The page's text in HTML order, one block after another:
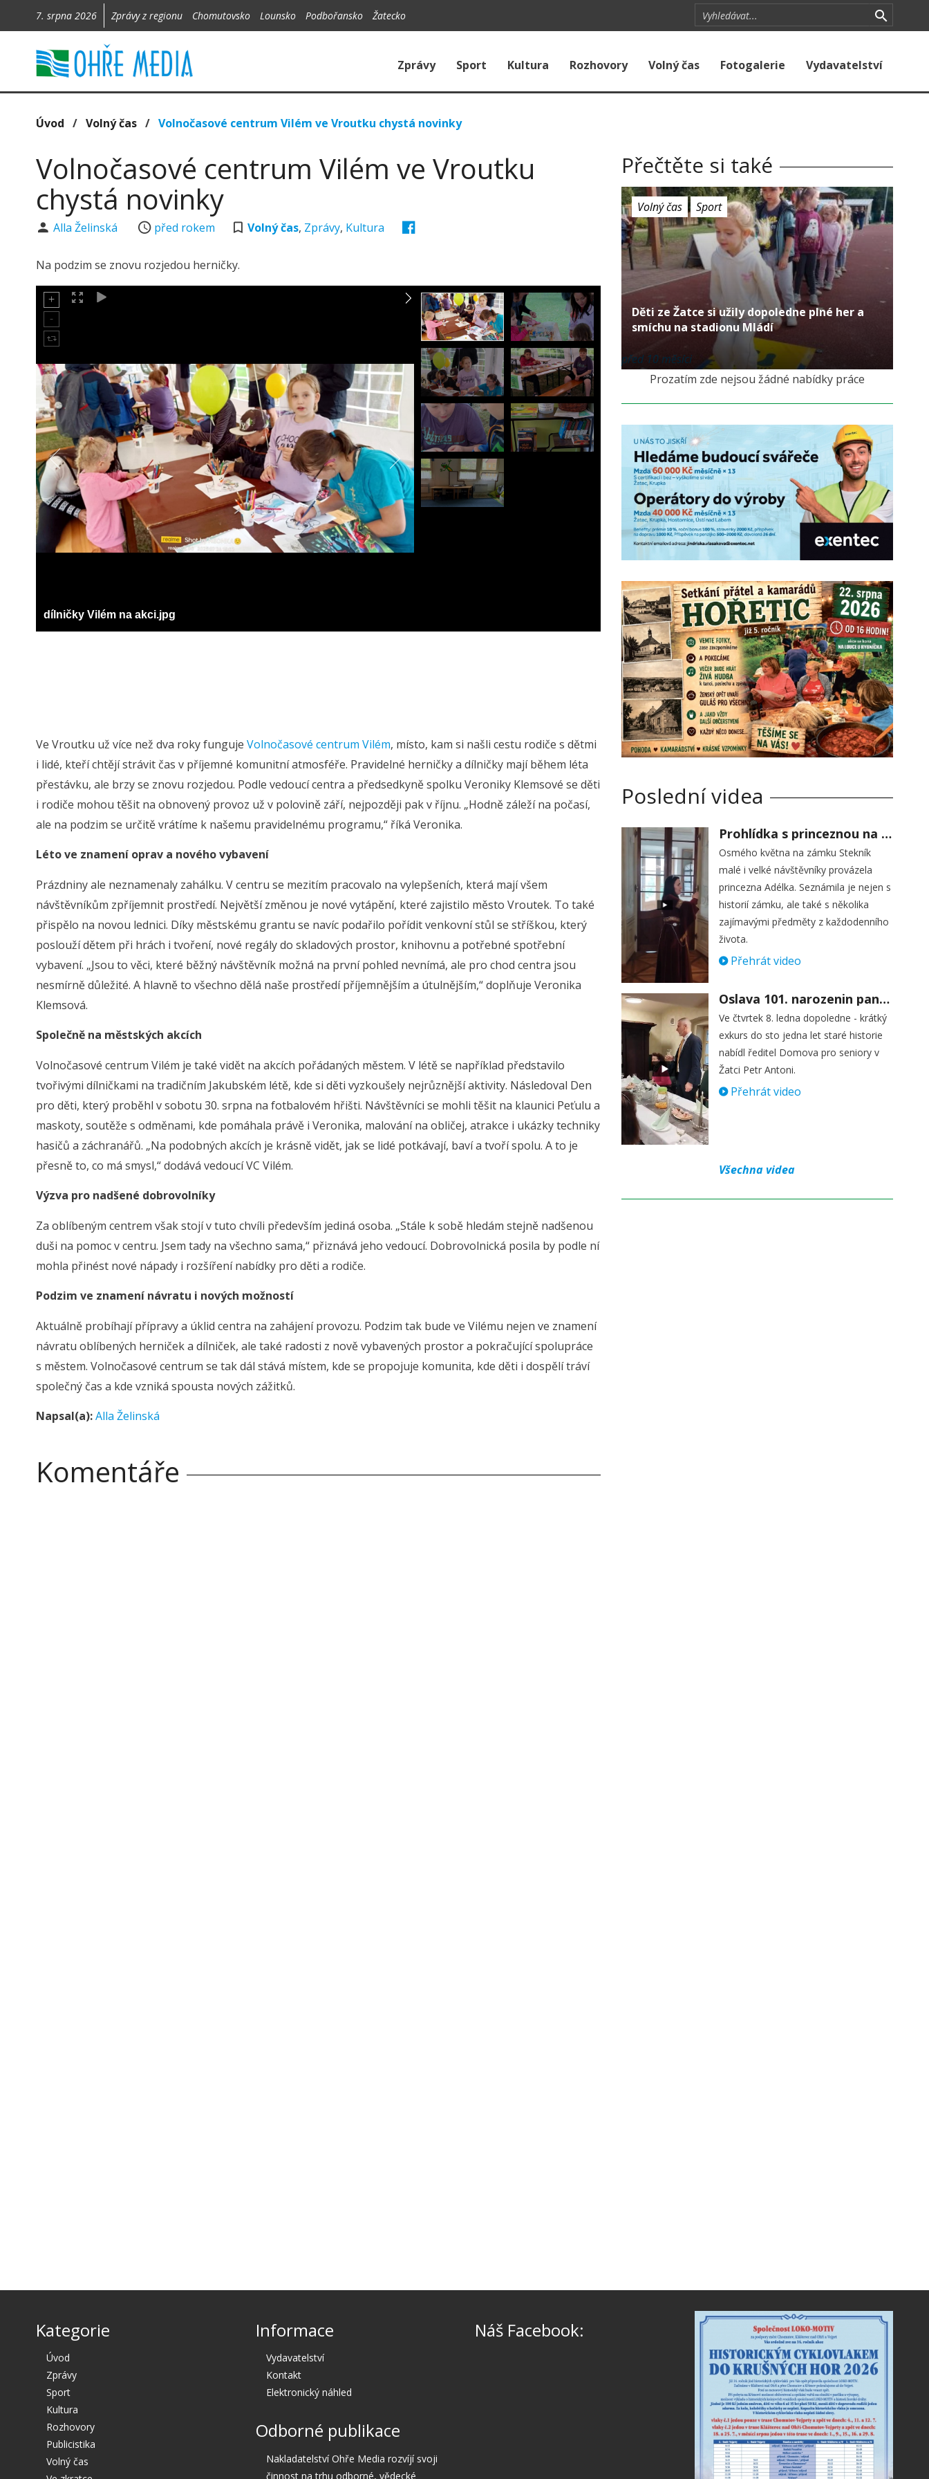
7. srpna 2026 Zprávy z regionu Chomutovsko Lounsko Podbořansko Žatecko
Zprávy Sport Kultura Rozhovory Volný čas Fotogalerie Vydavatelství
Úvod / Volný čas / Volnočasové centrum Vilém ve Vroutku chystá novinky
Volnočasové centrum Vilém ve Vroutku
chystá novinky
Alla Želinská před rokem Volný čas, Zprávy, Kultura
Na podzim se znovu rozjedou herničky.
dílničky Vilém na akci.jpg
Ve Vroutku už více než dva roky funguje Volnočasové centrum Vilém, místo, kam si našli cestu rodiče s dětmi
i lidé, kteří chtějí strávit čas v příjemné komunitní atmosféře. Pravidelné herničky a dílničky mají během léta
přestávku, ale brzy se znovu rozjedou. Podle vedoucí centra a předsedkyně spolku Veroniky Klemsové se děti
i rodiče mohou těšit na obnovený provoz už v polovině září, nejpozději pak v říjnu. „Hodně záleží na počasí,
ale na podzim se určitě vrátíme k našemu pravidelnému programu,“ říká Veronika.
Léto ve znamení oprav a nového vybavení
Prázdniny ale neznamenaly zahálku. V centru se mezitím pracovalo na vylepšeních, která mají všem
návštěvníkům zpříjemnit prostředí. Největší změnou je nové vytápění, které zajistilo město Vroutek. To také
přispělo na novou lednici. Díky městskému grantu se navíc podařilo pořídit venkovní stůl se stříškou, který
poslouží dětem při hrách i tvoření, nové regály do skladových prostor, knihovnu a potřebné spotřební
vybavení. „Jsou to věci, které běžný návštěvník možná na první pohled nevnímá, ale pro chod centra jsou
nesmírně důležité. A hlavně to všechno dělá naše prostředí příjemnějším a útulnějším,“ doplňuje Veronika
Klemsová.
Společně na městských akcích
Volnočasové centrum Vilém je také vidět na akcích pořádaných městem. V létě se například představilo
tvořivými dílničkami na tradičním Jakubském létě, kde si děti vyzkoušely nejrůznější aktivity. Následoval Den
pro děti, který proběhl v sobotu 30. srpna na fotbalovém hřišti. Návštěvníci se mohli těšit na klaunici Peťulu a
maskoty, soutěže s odměnami, kde pomáhala právě i Veronika, malování na obličej, atrakce i ukázky techniky
hasičů a záchranářů. „Na podobných akcích je krásně vidět, jak se lidé potkávají, baví a tvoří spolu. A to je
přesně to, co má smysl,“ dodává vedoucí VC Vilém.
Výzva pro nadšené dobrovolníky
Za oblíbeným centrem však stojí v tuto chvíli především jediná osoba. „Stále k sobě hledám stejně nadšenou
duši na pomoc v centru. Jsem tady na všechno sama,“ přiznává jeho vedoucí. Dobrovolnická posila by podle ní
mohla přinést nové nápady i rozšíření nabídky pro děti a rodiče.
Podzim ve znamení návratu i nových možností
Aktuálně probíhají přípravy a úklid centra na zahájení provozu. Podzim tak bude ve Vilému nejen ve znamení
návratu oblíbených herniček a dílniček, ale také radosti z nově vybavených prostor a pokračující spolupráce
s městem. Volnočasové centrum se tak dál stává místem, kde se propojuje komunita, kde děti i dospělí tráví
společný čas a kde vzniká spousta nových zážitků.
Napsal(a):Alla Želinská
Komentáře
Přečtěte si také
Volný čas Sport
Děti ze Žatce si užily dopoledne plné her a
smíchu na stadionu Mládí
před 10 měsíci
Prozatím zde nejsou žádné nabídky práce
Poslední videa
Prohlídka s princeznou na zámku Stekník
Osmého května na zámku Stekník
malé i velké návštěvníky provázela
princezna Adélka. Seznámila je nejen s
historií zámku, ale také s několika
zajímavými předměty z každodenního
života.
Přehrát video
Oslava 101. narozenin paní Věry Skořepové
Ve čtvrtek 8. ledna dopoledne - krátký
exkurs do sto jedna let staré historie
nabídl ředitel Domova pro seniory v
Žatci Petr Antoni.
Přehrát video
Všechna videa
Kategorie
Úvod
Zprávy
Sport
Kultura
Rozhovory
Publicistika
Volný čas
Informace
Vydavatelství
Kontakt
Elektronický náhled
Odborné publikace
Nakladatelství Ohře Media rozvíjí svoji
činnost na trhu odborné, vědecké
Náš Facebook: